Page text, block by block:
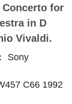
for
in D
Vivaldi.
Sony
C66 1992